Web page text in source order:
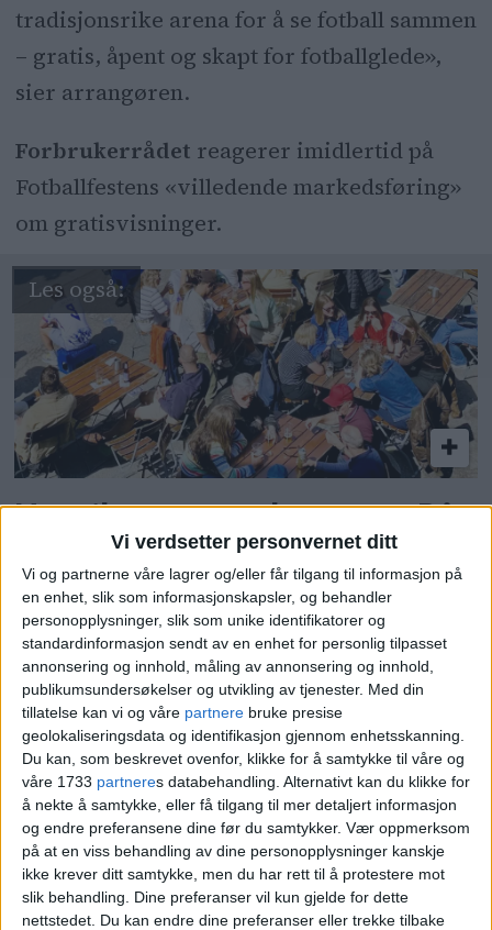
Vi verdsetter personvernet ditt
Vi og partnerne våre lagrer og/eller får tilgang til informasjon på
en enhet, slik som informasjonskapsler, og behandler
personopplysninger, slik som unike identifikatorer og
standardinformasjon sendt av en enhet for personlig tilpasset
annonsering og innhold, måling av annonsering og innhold,
publikumsundersøkelser og utvikling av tjenester. Med din
tillatelse kan vi og våre partnere bruke presise
geolokaliseringsdata og identifikasjon gjennom enhetsskanning.
Du kan, som beskrevet ovenfor, klikke for å samtykke til våre og
våre 1733 partneres databehandling. Alternativt kan du klikke for
å nekte å samtykke, eller få tilgang til mer detaljert informasjon
og endre preferansene dine før du samtykker. Vær oppmerksom
på at en viss behandling av dine personopplysninger kanskje
ikke krever ditt samtykke, men du har rett til å protestere mot
slik behandling. Dine preferanser vil kun gjelde for dette
nettstedet. Du kan endre dine preferanser eller trekke tilbake
tradisjonsrike arena for å se fotball sammen
– gratis, åpent og skapt for fotballglede»,
sier arrangøren.
Forbrukerrådet reagerer imidlertid på
Fotballfestens «villedende markedsføring»
om gratisvisninger.
Utepilsværet er kommet. På
disse ti stedene får du
halvliteren i sola til under
100-lappen
Satser høyt
Tidligere har Fotballfesten vist fotball på
storskjerm vedKontraskjæret . Men her
satteOslo kommuneen stopper for fortsatt
bruk av området til dette formålet,